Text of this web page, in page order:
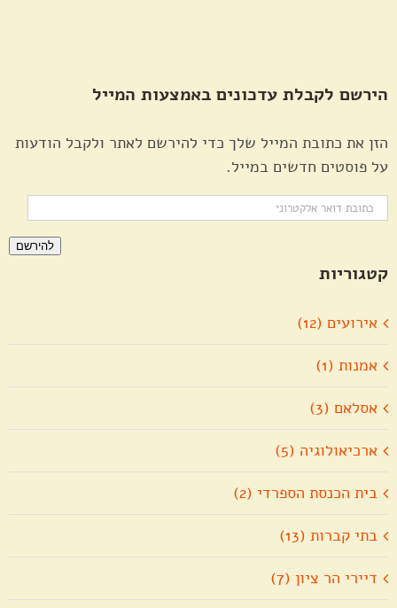
הירשם לקבלת עדכונים באמצעות המייל
הזן את כתובת המייל שלך כדי להירשם לאתר ולקבל הודעות
על פוסטים חדשים במייל.
כתובת
להירשם
קטגוריות
אירועים (12)
אמנות (1)
אסלאם (3)
ארכיאולוגיה (5)
בית הכנסת הספרדי (2)
בתי קברות (13)
דיירי הר ציון (7)